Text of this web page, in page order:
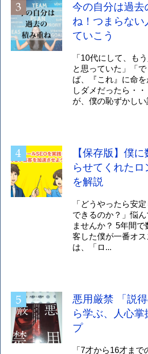
今の自分は過去
ね！つまらない
ていこう
「10代にして、も
と思っていた」「
ば、『これ』に命
しダメだったら・
が、僕の恥ずかしい
【保存版】僕
らせてくれた
を解説
「どうやったら安
できるのか？」悩
ませんか？ 5年間
客した僕が一番オ
は、「ロ...
悪用厳禁 「説
ら学ぶ、人心掌
プ
「7才から16才ま